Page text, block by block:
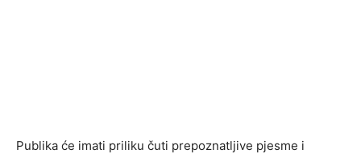
Publika će imati priliku čuti prepoznatljive pjesme i